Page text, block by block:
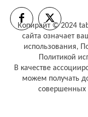
Копирайт © 2024
сайта означает
использования,
Политикой
В качестве
можем получать
совершенных